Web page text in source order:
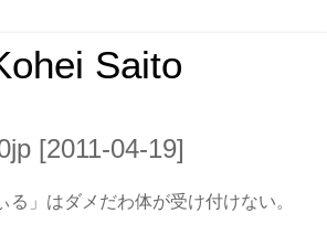
Saito
[2011-04-19]
る」はダメだわ体が受け付けない。